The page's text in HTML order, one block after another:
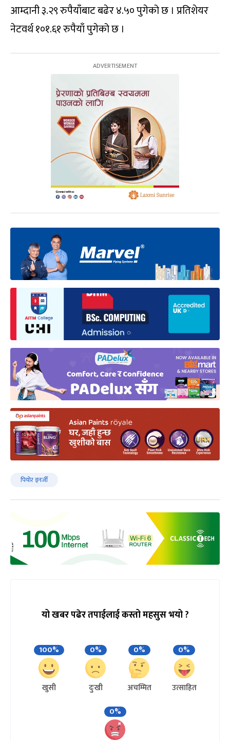
आम्दानी ३.२९ रुपैयाँबाट बढेर ४.५० पुगेको छ । प्रतिशेयर
नेटवर्थ १०१.६१ रुपैयाँ पुगेको छ ।
पियोर इनर्जी
यो खबर पढेर तपाईलाई कस्तो महसुस भयो ?
100%
खुसी
0%
दुःखी
0%
अचम्मित
0%
उत्साहित
0%